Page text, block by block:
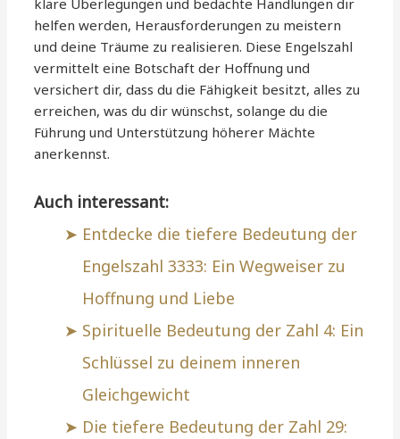
klare Überlegungen und bedachte Handlungen dir
helfen werden, Herausforderungen zu meistern
und deine Träume zu realisieren. Diese Engelszahl
vermittelt eine Botschaft der Hoffnung und
versichert dir, dass du die Fähigkeit besitzt, alles zu
erreichen, was du dir wünschst, solange du die
Führung und Unterstützung höherer Mächte
anerkennst.
Auch interessant:
Entdecke die tiefere Bedeutung der
Engelszahl 3333: Ein Wegweiser zu
Hoffnung und Liebe
Spirituelle Bedeutung der Zahl 4: Ein
Schlüssel zu deinem inneren
Gleichgewicht
Die tiefere Bedeutung der Zahl 29: